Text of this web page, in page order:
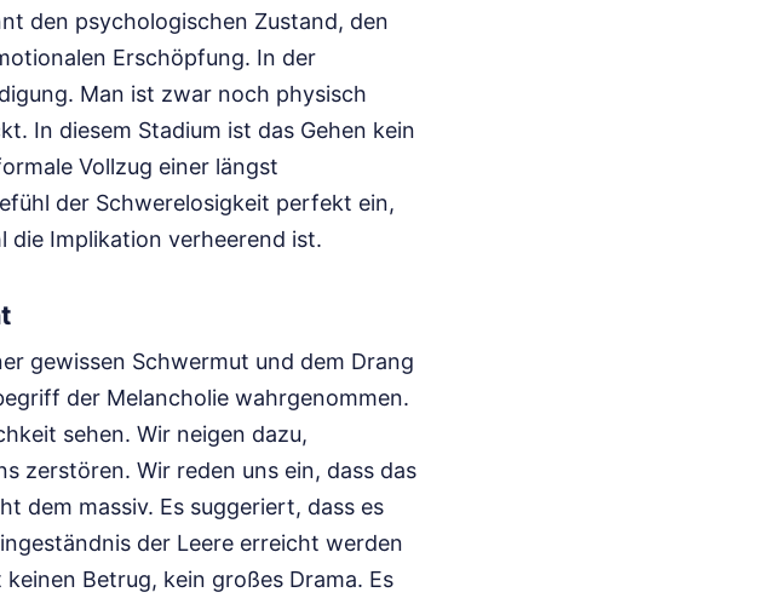
den psychologischen Zustand, den
Erschöpfung. In der
Man ist zwar noch physisch
In diesem Stadium ist das Gehen kein
Vollzug einer längst
der Schwerelosigkeit perfekt ein,
die Implikation verheerend ist.
gewissen Schwermut und dem Drang
der Melancholie wahrgenommen.
sehen. Wir neigen dazu,
zerstören. Wir reden uns ein, dass das
dem massiv. Es suggeriert, dass es
der Leere erreicht werden
Betrug, kein großes Drama. Es